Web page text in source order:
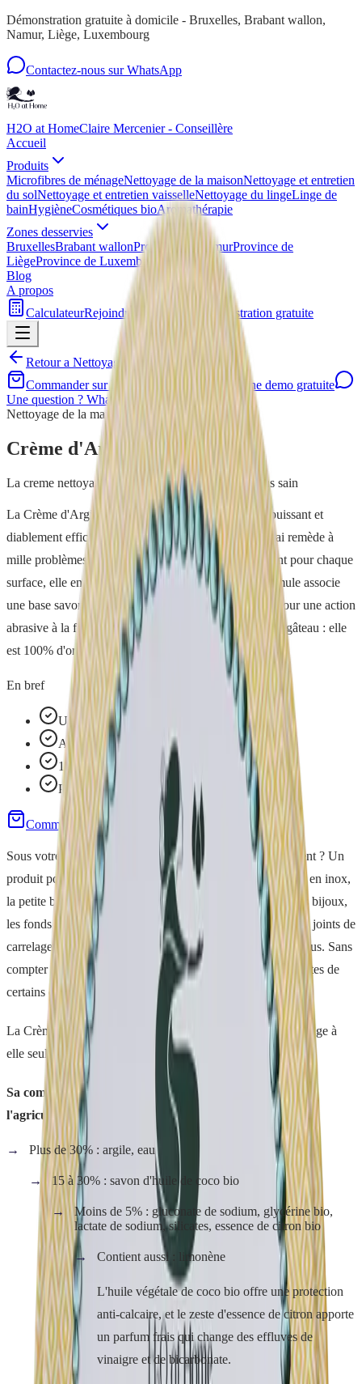
Démonstration gratuite à domicile - Bruxelles, Brabant wallon,
Namur, Liège, Luxembourg
Contactez-nous sur WhatsApp
H2O at HomeClaire Mercenier - Conseillère
Accueil
Produits
Microfibres de ménageNettoyage de la maisonNettoyage et entretien
du solNettoyage et entretien vaisselleNettoyage du lingeLinge de
bainHygièneCosmétiques bioAromathérapie
Zones desservies
BruxellesBrabant wallonProvince de NamurProvince de
LiègeProvince de Luxembourg
Blog
A propos
CalculateurRejoindre mon équipeDémonstration gratuite
Retour a Nettoyage de la maison
Commander sur la boutique
Demander une demo gratuite
Une question ? WhatsApp
Nettoyage de la maison
Crème d'Argile
La creme nettoyante naturelle pour un quotidien plus sain
La Crème d'Argile, c'est un savon abrasif crémeux, puissant et
diablement efficace qui nettoie à peu près tout. Un vrai remède à
mille problèmes ! Là où vous aviez un produit différent pour chaque
surface, elle en remplace toute une ribambelle. Sa formule associe
une base savon bio et une argile bretonne super fine, pour une action
abrasive à la fois douce et performante. Et cerise sur le gâteau : elle
est 100% d'origine naturelle et sent bon le citron.
En bref
Un produit, mille usages
Action abrasive douce
100% d'origine naturelle
Protection anti-calcaire
Commander Demo gratuite
Sous votre évier, combien de flacons différents se bousculent ? Un
produit pour la plaque vitrocéramique, un autre pour l'évier en inox,
la petite bombe pour le four, encore un pour l'argenterie, les bijoux,
les fonds de casserole, la baignoire, les jantes de voiture, les joints de
carrelage... On accumule, on stocke, et on ne s'y retrouve plus. Sans
compter les compositions parfois douteuses et les odeurs fortes de
certains décapants.
La Crème d'Argile remplace de multiples produits de nettoyage à
elle seule.
Un remède pour mille problèmes.
Sa composition (100% d'origine naturelle, 16% issus de
l'agriculture biologique) :
Plus de 30% : argile, eau
15 à 30% : savon d'huile de coco bio
Moins de 5% : gluconate de sodium, glycérine bio,
lactate de sodium, silicates, essence de citron bio
Contient aussi : limonène
L'huile végétale de coco bio offre une protection
anti-calcaire, et le zeste d'essence de citron apporte
un parfum frais qui change des effluves de
vinaigre et de bicarbonate.